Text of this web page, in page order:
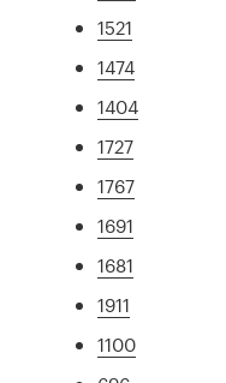
1521
1474
1404
1727
1767
1691
1681
1911
1100